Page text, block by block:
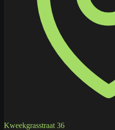
Kweekgrasstraat 36